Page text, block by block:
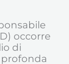
occorre
di